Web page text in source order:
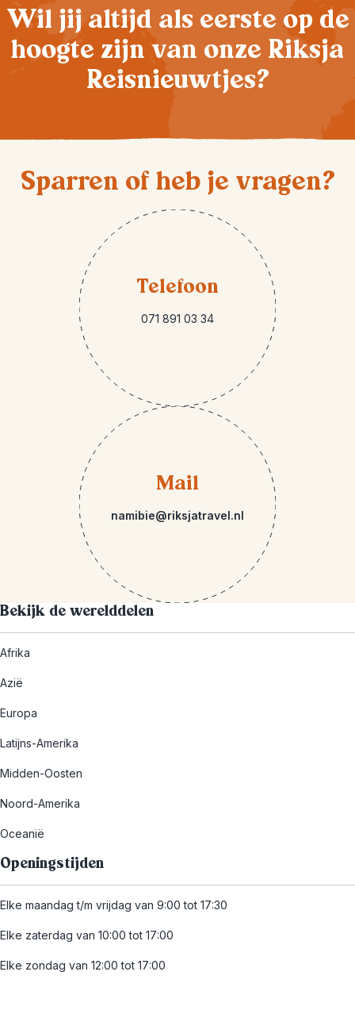
Wil jij altijd als eerste op de
hoogte zijn van onze Riksja
Reisnieuwtjes?
Sparren of heb je vragen?
Telefoon
071 891 03 34
Mail
namibie@riksjatravel.nl
Bekijk de werelddelen
Afrika
Azië
Europa
Latijns-Amerika
Midden-Oosten
Noord-Amerika
Oceanië
Openingstijden
Elke maandag t/m vrijdag van 9:00 tot 17:30
Elke zaterdag van 10:00 tot 17:00
Elke zondag van 12:00 tot 17:00